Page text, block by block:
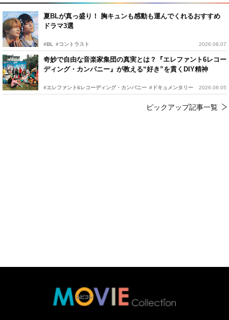
夏BLが真っ盛り！ 胸キュンも感動も運んでくれるおすすめ
ドラマ3選
#BL #コントラスト 2026.08.07
奇妙で自由な音楽家集団の真実とは？『エレファント6レコー
ディング・カンパニー』が教える“好き”を貫くDIY精神
#エレファント6レコーディング・カンパニー #ドキュメンタリー 2026.08.05
ピックアップ記事一覧